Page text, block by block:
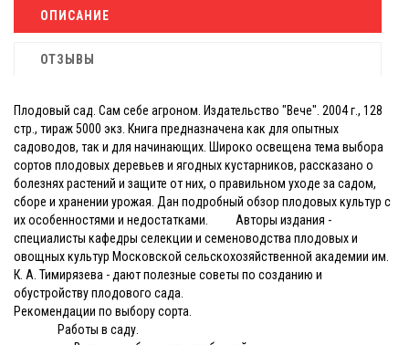
ОПИСАНИЕ
ОТЗЫВЫ
Плодовый сад. Сам себе агроном. Издательство "Вече". 2004 г., 128
стр., тираж 5000 экз. Книга предназначена как для опытных
садоводов, так и для начинающих. Широко освещена тема выбора
сортов плодовых деревьев и ягодных кустарников, рассказано о
болезнях растений и защите от них, о правильном уходе за садом,
сборе и хранении урожая. Дан подробный обзор плодовых культур с
их особенностями и недостатками. Авторы издания -
специалисты кафедры селекции и семеноводства плодовых и
овощных культур Московской сельскохозяйственной академии им.
К. А. Тимирязева - дают полезные советы по созданию и
обустройству плодового сада.
Рекомендации по выбору сорта.
Работы в саду.